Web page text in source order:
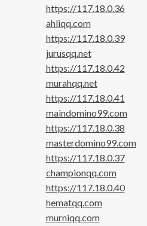
https://117.18.0.36
ahliqq.com
https://117.18.0.39
jurusqq.net
https://117.18.0.42
murahqq.net
https://117.18.0.41
maindomino99.com
https://117.18.0.38
masterdomino99.com
https://117.18.0.37
championqq.com
https://117.18.0.40
hematqq.com
murniqq.com